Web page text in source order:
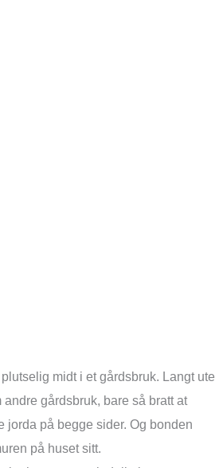
midt i et gårdsbruk. Langt ute
gårdsbruk, bare så bratt at
jorda på begge sider. Og bonden
på huset sitt.